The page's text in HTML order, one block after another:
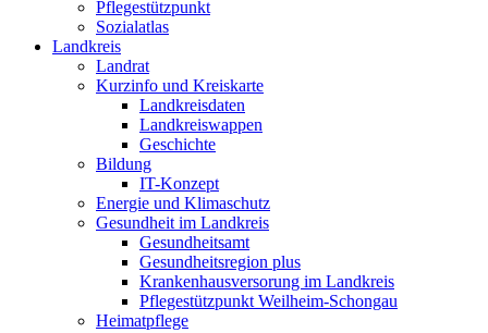
Pflegestützpunkt
Sozialatlas
Landkreis
Landrat
Kurzinfo und Kreiskarte
Landkreisdaten
Landkreiswappen
Geschichte
Bildung
IT-Konzept
Energie und Klimaschutz
Gesundheit im Landkreis
Gesundheitsamt
Gesundheitsregion plus
Krankenhausversorung im Landkreis
Pflegestützpunkt Weilheim-Schongau
Heimatpflege